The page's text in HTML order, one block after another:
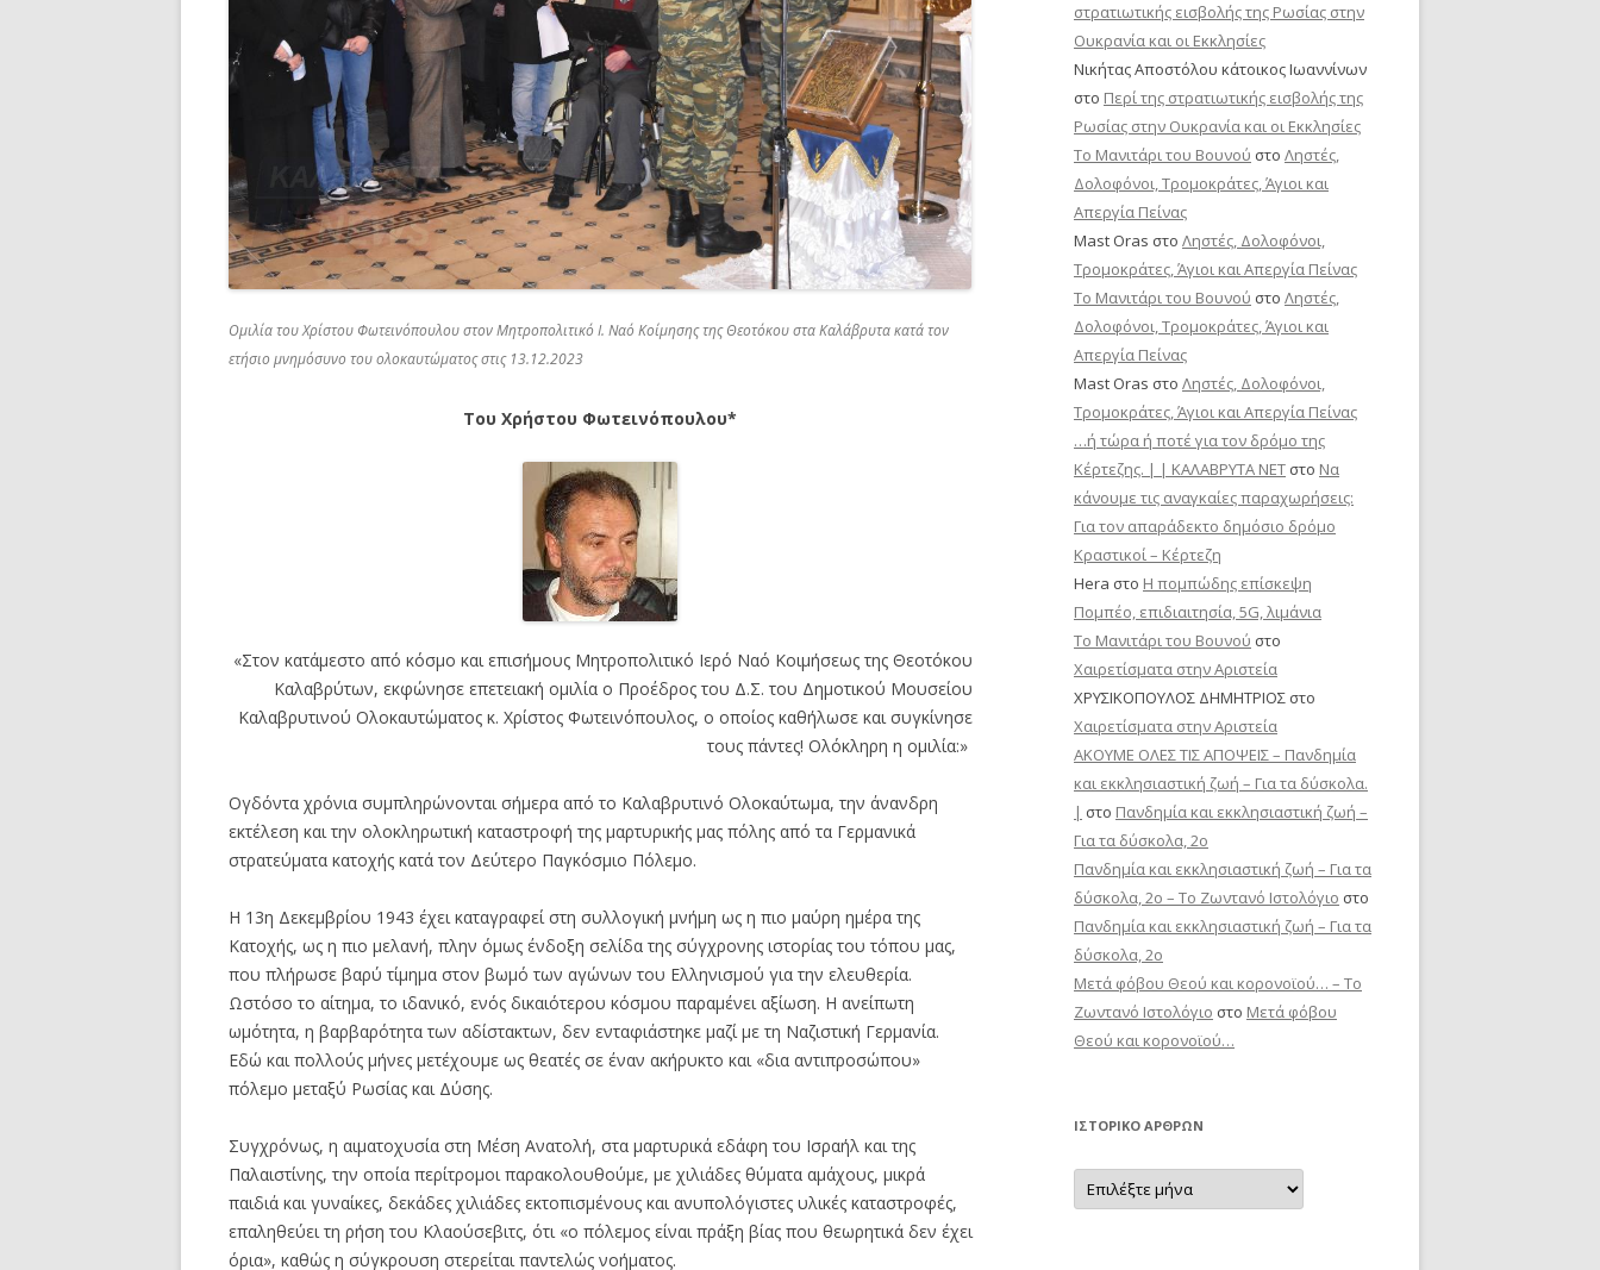
Ομιλία του Χρίστου Φωτεινόπουλου στον Μητροπολιτικό Ι. Ναό Κοίμησης της Θεοτόκου στα Καλάβρυτα κατά τον
ετήσιο μνημόσυνο του ολοκαυτώματος στις 13.12.2023
Του Χρήστου Φωτεινόπουλου*
«Στον κατάμεστο από κόσμο και επισήμους Μητροπολιτικό Ιερό Ναό Κοιμήσεως της Θεοτόκου
Καλαβρύτων, εκφώνησε επετειακή ομιλία ο Προέδρος του Δ.Σ. του Δημοτικού Μουσείου
Καλαβρυτινού Ολοκαυτώματος κ. Χρίστος Φωτεινόπουλος, ο οποίος καθήλωσε και συγκίνησε
τους πάντες! Ολόκληρη η ομιλία:»
Ογδόντα χρόνια συμπληρώνονται σήμερα από το Καλαβρυτινό Ολοκαύτωμα, την άνανδρη
εκτέλεση και την ολοκληρωτική καταστροφή της μαρτυρικής μας πόλης από τα Γερμανικά
στρατεύματα κατοχής κατά τον Δεύτερο Παγκόσμιο Πόλεμο.
Η 13η Δεκεμβρίου 1943 έχει καταγραφεί στη συλλογική μνήμη ως η πιο μαύρη ημέρα της
Κατοχής, ως η πιο μελανή, πλην όμως ένδοξη σελίδα της σύγχρονης ιστορίας του τόπου μας,
που πλήρωσε βαρύ τίμημα στον βωμό των αγώνων του Ελληνισμού για την ελευθερία.
Ωστόσο το αίτημα, το ιδανικό, ενός δικαιότερου κόσμου παραμένει αξίωση. Η ανείπωτη
ωμότητα, η βαρβαρότητα των αδίστακτων, δεν ενταφιάστηκε μαζί με τη Ναζιστική Γερμανία.
Εδώ και πολλούς μήνες μετέχουμε ως θεατές σε έναν ακήρυκτο και «δια αντιπροσώπου»
πόλεμο μεταξύ Ρωσίας και Δύσης.
Συγχρόνως, η αιματοχυσία στη Μέση Ανατολή, στα μαρτυρικά εδάφη του Ισραήλ και της
Παλαιστίνης, την οποία περίτρομοι παρακολουθούμε, με χιλιάδες θύματα αμάχους, μικρά
παιδιά και γυναίκες, δεκάδες χιλιάδες εκτοπισμένους και ανυπολόγιστες υλικές καταστροφές,
επαληθεύει τη ρήση του Κλαούσεβιτς, ότι «ο πόλεμος είναι πράξη βίας που θεωρητικά δεν έχει
όρια», καθώς η σύγκρουση στερείται παντελώς νοήματος.
στρατιωτικής εισβολής της Ρωσίας στην
Ουκρανία και οι Εκκλησίες
Νικήτας Αποστόλου κάτοικος Ιωαννίνων
στο Περί της στρατιωτικής εισβολής της
Ρωσίας στην Ουκρανία και οι Εκκλησίες
Το Μανιτάρι του Βουνού στο Ληστές,
Δολοφόνοι, Τρομοκράτες, Άγιοι και
Απεργία Πείνας
Mast Oras στο Ληστές, Δολοφόνοι,
Τρομοκράτες, Άγιοι και Απεργία Πείνας
Το Μανιτάρι του Βουνού στο Ληστές,
Δολοφόνοι, Τρομοκράτες, Άγιοι και
Απεργία Πείνας
Mast Oras στο Ληστές, Δολοφόνοι,
Τρομοκράτες, Άγιοι και Απεργία Πείνας
…ή τώρα ή ποτέ για τον δρόμο της
Κέρτεζης. | | ΚΑΛΑΒΡΥΤΑ ΝΕΤ στο Να
κάνουμε τις αναγκαίες παραχωρήσεις:
Για τον απαράδεκτο δημόσιο δρόμο
Κραστικοί – Κέρτεζη
Hera στο Η πομπώδης επίσκεψη
Πομπέο, επιδιαιτησία, 5G, λιμάνια
Το Μανιτάρι του Βουνού στο
Χαιρετίσματα στην Αριστεία
ΧΡΥΣΙΚΟΠΟΥΛΟΣ ΔΗΜΗΤΡΙΟΣ στο
Χαιρετίσματα στην Αριστεία
ΑΚΟΥΜΕ ΟΛΕΣ ΤΙΣ ΑΠΟΨΕΙΣ – Πανδημία
και εκκλησιαστική ζωή – Για τα δύσκολα.
| στο Πανδημία και εκκλησιαστική ζωή –
Για τα δύσκολα, 2ο
Πανδημία και εκκλησιαστική ζωή – Για τα
δύσκολα, 2ο – Το Zωντανό Iστολόγιο στο
Πανδημία και εκκλησιαστική ζωή – Για τα
δύσκολα, 2ο
Μετά φόβου Θεού και κορονοϊού… – Το
Zωντανό Iστολόγιο στο Μετά φόβου
Θεού και κορονοϊού…
ΙΣΤΟΡΙΚΌ ΆΡΘΡΩΝ
Ιστορικό
Άρθρων